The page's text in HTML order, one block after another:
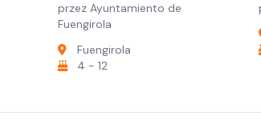
przez Ayuntamiento de
Fuengirola
Fuengirola
4 - 12